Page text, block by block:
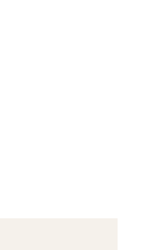
配となります。
なります。見た目ではな